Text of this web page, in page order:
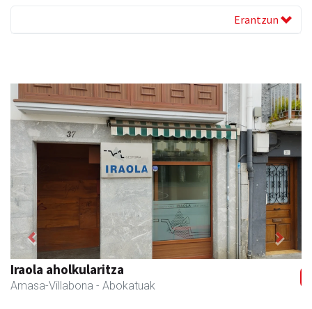
Erantzun
Amane
Amasa-Villabona - Arropa-dendak
Previous Next